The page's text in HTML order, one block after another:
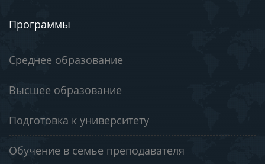
Программы
Среднее образование
Высшее образование
Подготовка к университету
Обучение в семье преподавателя